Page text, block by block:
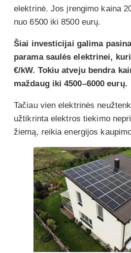
elektrinė. Jos įrengimo kaina
nuo 6500 iki 8500 eurų.
Šiai investicijai galima
parama saulės elektrinei,
€/kW. Tokiu atveju bendra
maždaug iki 4500–6000 eurų.
Tačiau vien elektrinės
užtikrinta elektros tiekimo
žiemą, reikia energijos